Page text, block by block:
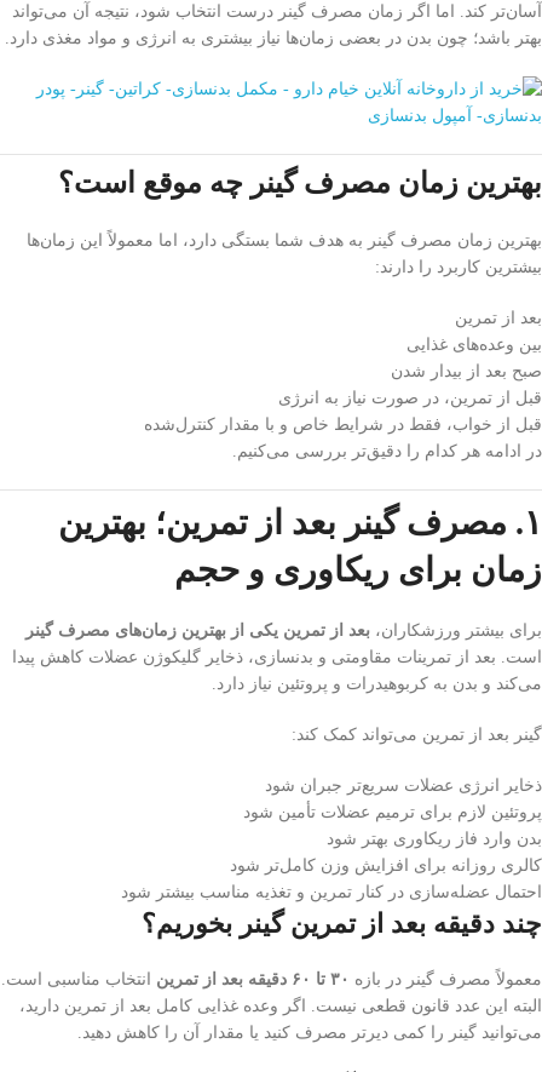
آسان‌تر کند. اما اگر زمان مصرف گینر درست انتخاب شود، نتیجه آن می‌تواند
بهتر باشد؛ چون بدن در بعضی زمان‌ها نیاز بیشتری به انرژی و مواد مغذی دارد.
بهترین زمان مصرف گینر چه موقع است؟
بهترین زمان مصرف گینر به هدف شما بستگی دارد، اما معمولاً این زمان‌ها
بیشترین کاربرد را دارند:
بعد از تمرین
بین وعده‌های غذایی
صبح بعد از بیدار شدن
قبل از تمرین، در صورت نیاز به انرژی
قبل از خواب، فقط در شرایط خاص و با مقدار کنترل‌شده
در ادامه هر کدام را دقیق‌تر بررسی می‌کنیم.
۱. مصرف گینر بعد از تمرین؛ بهترین
زمان برای ریکاوری و حجم
برای بیشتر ورزشکاران، بعد از تمرین یکی از بهترین زمان‌های مصرف گینر
است. بعد از تمرینات مقاومتی و بدنسازی، ذخایر گلیکوژن عضلات کاهش پیدا
می‌کند و بدن به کربوهیدرات و پروتئین نیاز دارد.
گینر بعد از تمرین می‌تواند کمک کند:
ذخایر انرژی عضلات سریع‌تر جبران شود
پروتئین لازم برای ترمیم عضلات تأمین شود
بدن وارد فاز ریکاوری بهتر شود
کالری روزانه برای افزایش وزن کامل‌تر شود
احتمال عضله‌سازی در کنار تمرین و تغذیه مناسب بیشتر شود
چند دقیقه بعد از تمرین گینر بخوریم؟
معمولاً مصرف گینر در بازه ۳۰ تا ۶۰ دقیقه بعد از تمرین
انتخاب مناسبی است.
البته این عدد قانون قطعی نیست. اگر وعده غذایی کامل بعد از تمرین دارید،
می‌توانید گینر را کمی دیرتر مصرف کنید یا مقدار آن را کاهش دهید.